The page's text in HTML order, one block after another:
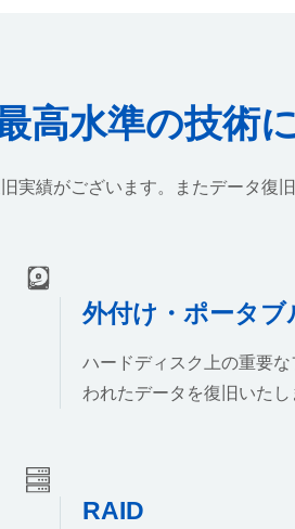
高水準の技術
実績がございます。またデータ復
外付け・ポータブ
ハードディスク上の重要
われたデータを復旧いたし
RAID